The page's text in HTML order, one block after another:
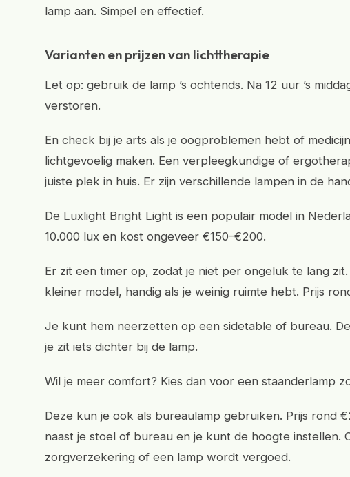
lamp aan. Simpel en effectief.
Varianten en prijzen van lichttherapie
Let op: gebruik de lamp ’s ochtends. Na 12 uur ’s
verstoren.
En check bij je arts als je oogproblemen hebt of
lichtgevoelig maken. Een verpleegkundige of
juiste plek in huis. Er zijn verschillende lampen in de
De Luxlight Bright Light is een populair model in
10.000 lux en kost ongeveer €150–€200.
Er zit een timer op, zodat je niet per ongeluk te lang
kleiner model, handig als je weinig ruimte hebt. Prijs
Je kunt hem neerzetten op een sidetable of bureau.
je zit iets dichter bij de lamp.
Wil je meer comfort? Kies dan voor een staanderlamp
Deze kun je ook als bureaulamp gebruiken. Prijs rond
naast je stoel of bureau en je kunt de hoogte instellen.
zorgverzekering of een lamp wordt vergoed.